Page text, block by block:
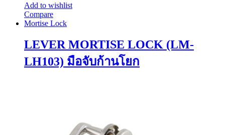
Add to wishlist
Compare
Mortise Lock
LEVER MORTISE LOCK (LM-
LH103) มือจับก้านโยก